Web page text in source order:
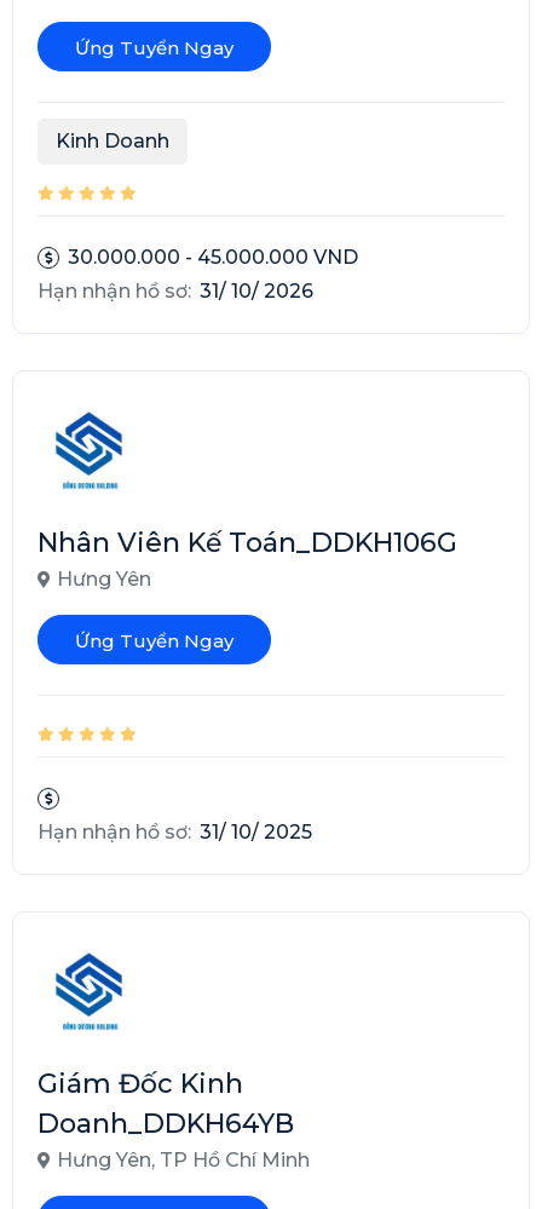
Ứng Tuyển Ngay
Kinh Doanh
30.000.000 - 45.000.000 VND
Hạn nhận hồ sơ: 31/ 10/ 2026
Nhân Viên Kế Toán_DDKH106G
Hưng Yên
Ứng Tuyển Ngay
Hạn nhận hồ sơ: 31/ 10/ 2025
Giám Đốc Kinh
Doanh_DDKH64YB
Hưng Yên, TP Hồ Chí Minh